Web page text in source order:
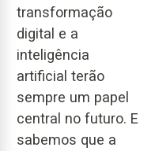
transformação
digital e a
inteligência
artificial terão
sempre um papel
central no futuro. E
sabemos que a